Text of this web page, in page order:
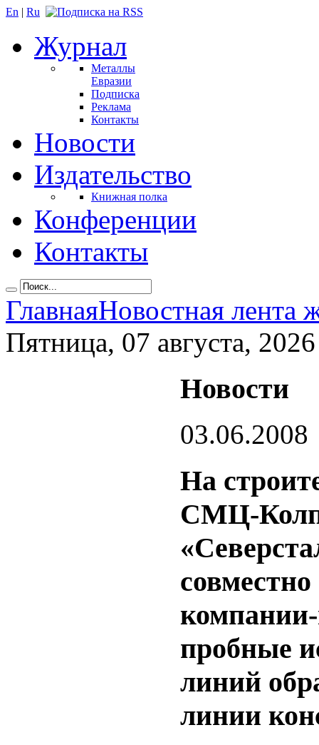
En | Ru
Журнал
Металлы
Евразии
Подписка
Реклама
Контакты
Новости
Издательство
Книжная полка
Конференции
Контакты
ГлавнаяНовостная лента
Пятница, 07 августа, 2026
Новости
03.06.2008
На
СМЦ-
пробные
линий
линии